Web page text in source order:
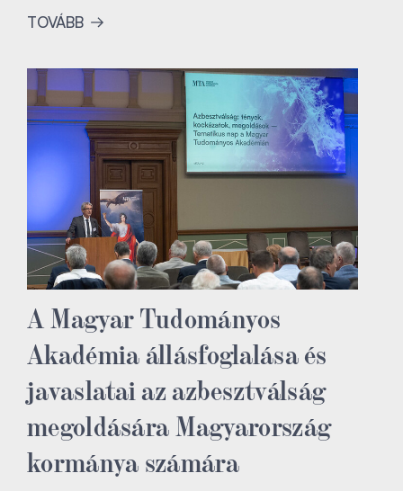
TOVÁBB
A Magyar Tudományos
Akadémia állásfoglalása és
javaslatai az azbesztválság
megoldására Magyarország
kormánya számára